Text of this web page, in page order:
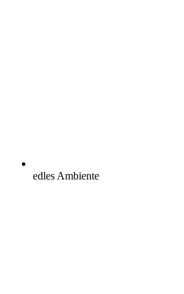
edles Ambiente